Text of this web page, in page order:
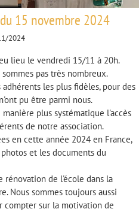
15 novembre 2024
2024
lieu le vendredi 15/11 à 20h.
pas très nombreux.
les plus fidèles, pour des
pu être parmi nous.
plus systématique l'accès
de notre association.
en cette année 2024 en France,
et les documents du
rénovation de l'école dans la
Nous sommes toujours aussi
compter sur la motivation de